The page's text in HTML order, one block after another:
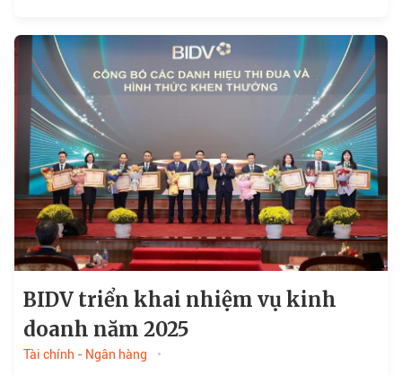
BIDV triển khai nhiệm vụ kinh
doanh năm 2025
Tài chính - Ngân hàng